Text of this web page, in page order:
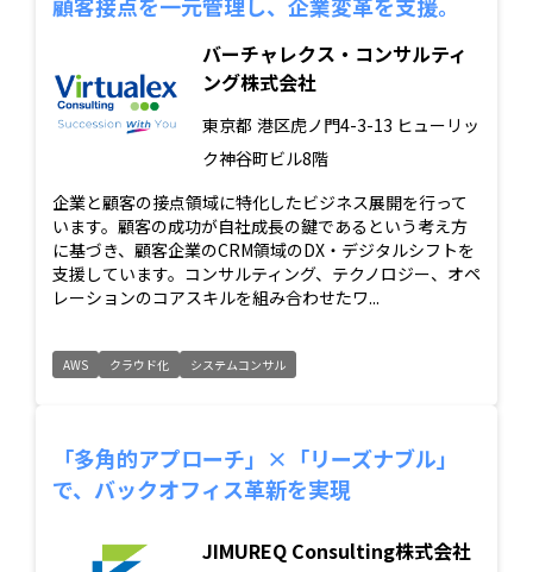
バーチャレクス・コンサルティ
ング株式会社
東京都 港区虎ノ門4-3-13 ヒューリッ
ク神谷町ビル8階
企業と顧客の接点領域に特化したビジネス展開を行って
います。顧客の成功が自社成長の鍵であるという考え方
に基づき、顧客企業のCRM領域のDX・デジタルシフトを
支援しています。コンサルティング、テクノロジー、オペ
レーションのコアスキルを組み合わせたワ...
AWS クラウド化 システムコンサル
「多角的アプローチ」×「リーズナブル」
で、バックオフィス革新を実現
JIMUREQ Consulting株式会社